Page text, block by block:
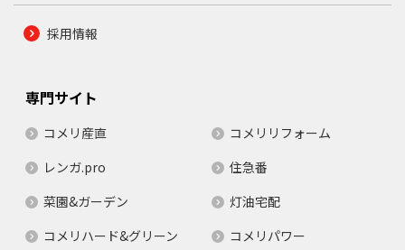
採用情報
専門サイト
コメリ産直
コメリリフォーム
レンガ.pro
住急番
菜園&ガーデン
灯油宅配
コメリハード&グリーン
コメリパワー